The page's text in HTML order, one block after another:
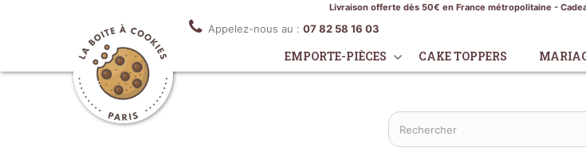
Livraison offerte dès 50€ en France métropolitaine -
Appelez-nous au : 07 82 58 16 03
EMPORTE-PIÈCES CAKE TOPPERS